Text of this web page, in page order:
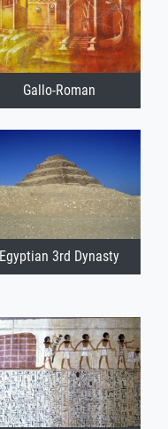
Gallo-Roman
Egyptian 3rd Dynasty